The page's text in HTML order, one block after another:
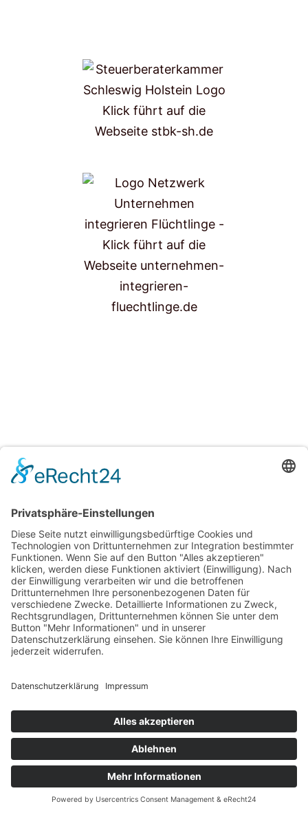
EFFIZIENT, MOBIL UND DATENSICHER
Digitale Zusammenarbeit – einfach und
sicher
Zum Mandantenportal
Mit der ADDISON OneClick App erhalten Sie
Ihre Auswertungen und Dokumente bequem
und sicher digital – immer dann, wenn Sie sie
brauchen. Sie müssen keine Papierberge mehr
verwalten und haben alle wichtigen